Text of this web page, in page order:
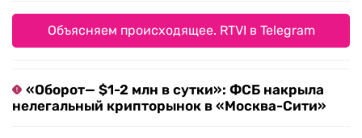
Объясняем происходящее. RTVI в Telegram
«Оборот— $1-2 млн в сутки»: ФСБ накрыла
нелегальный крипторынок в «Москва-Сити»